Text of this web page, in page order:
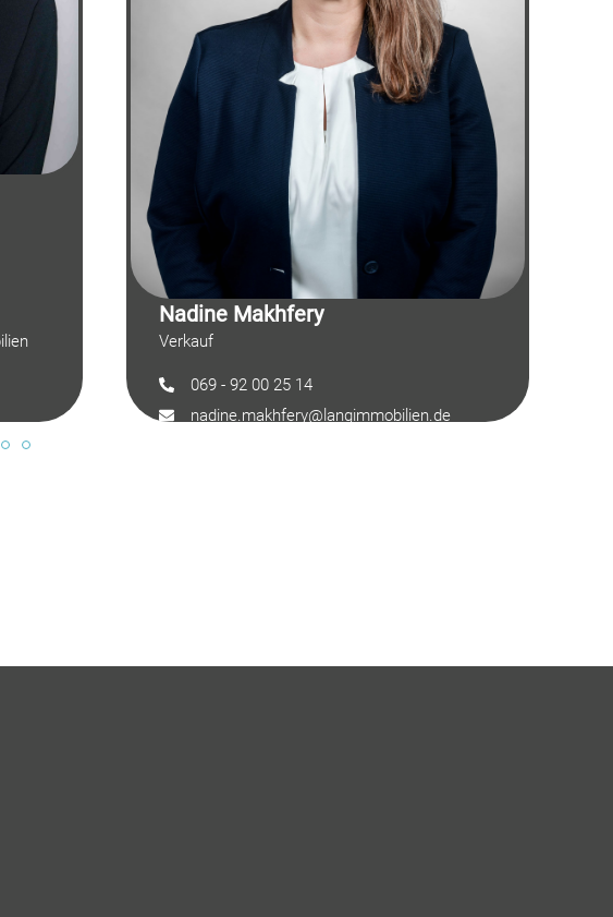
Nadine Makhfery
Verkauf
069 - 92 00 25 14
nadine.makhfery@langimmobilien.de